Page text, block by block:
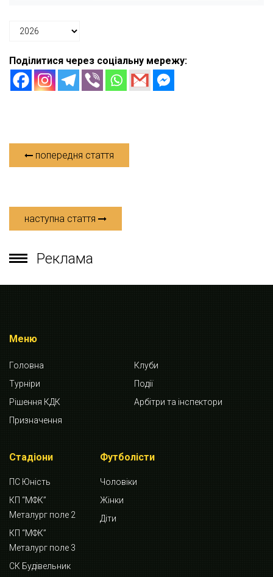
Поділитися через соціальну мережу:
попередня стаття
наступна стаття
Реклама
Меню
Головна
Клуби
Турніри
Події
Рішення КДК
Арбітри та інспектори
Призначення
Стадіони
ПС Юність
КП “МФК”
Металург поле 2
КП “МФК”
Металург поле 3
СК Будівельник
Футболісти
Чоловіки
Жінки
Діти